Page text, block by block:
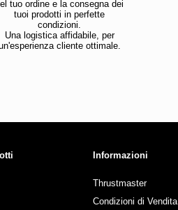
tuo ordine e la consegna dei
tuoi prodotti in perfette
condizioni.
Una logistica affidabile, per
cliente ottimale.
Informazioni
Thrustmaster
Condizioni di Vendita